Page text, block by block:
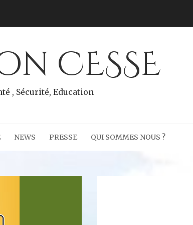
CESSE
, Sécurité, Education
NEWS PRESSE QUI SOMMES NOUS ?